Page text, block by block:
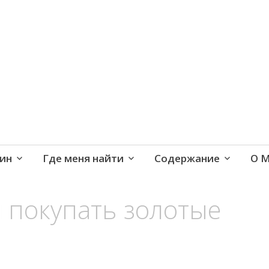
Где меня найти Содержание О
покупать золотые